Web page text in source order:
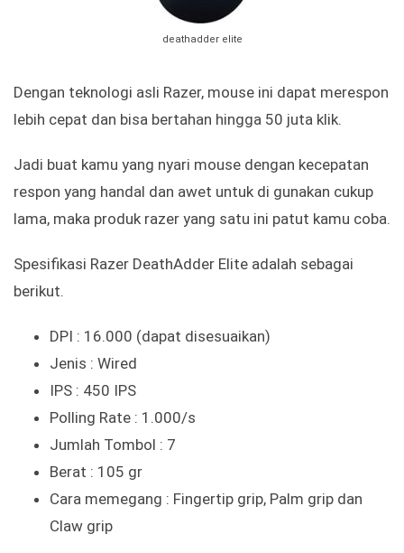
deathadder elite
Dengan teknologi asli Razer, mouse ini dapat merespon
lebih cepat dan bisa bertahan hingga 50 juta klik.
Jadi buat kamu yang nyari mouse dengan kecepatan
respon yang handal dan awet untuk di gunakan cukup
lama, maka produk razer yang satu ini patut kamu coba.
Spesifikasi Razer DeathAdder Elite adalah sebagai
berikut.
DPI : 16.000 (dapat disesuaikan)
Jenis : Wired
IPS : 450 IPS
Polling Rate : 1.000/s
Jumlah Tombol : 7
Berat : 105 gr
Cara memegang : Fingertip grip, Palm grip dan
Claw grip